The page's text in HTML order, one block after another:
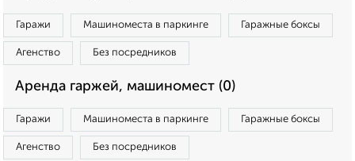
Гаражи Машиноместа в паркинге Гаражные боксы
Агенство Без посредников
Аренда гаржей, машиномест (0)
Гаражи Машиноместа в паркинге Гаражные боксы
Агенство Без посредников